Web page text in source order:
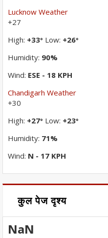
Lucknow Weather
+27
High: +33° Low: +26°
Humidity: 90%
Wind: ESE - 18 KPH
Chandigarh Weather
+30
High: +27° Low: +23°
Humidity: 71%
Wind: N - 17 KPH
कुल पेज दृश्य
NaN